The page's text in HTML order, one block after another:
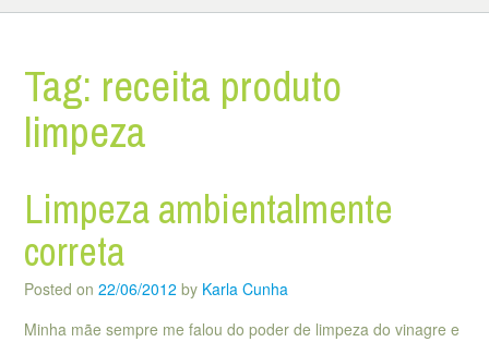
Tag: receita produto
limpeza
Limpeza ambientalmente
correta
Posted on 22/06/2012 by Karla Cunha
Minha mãe sempre me falou do poder de limpeza do vinagre e